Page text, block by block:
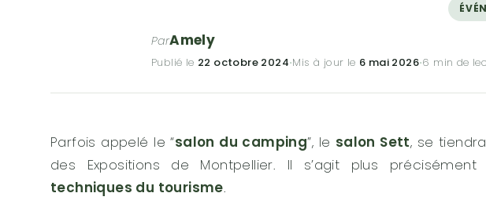
ParAmely
Publié le 22 octobre 2024·Mis à jour le 6 mai 2026·6 min de
Parfois appelé le “salon du camping”, le salon Sett, se
des Expositions de Montpellier. Il s’agit plus
techniques du tourisme.